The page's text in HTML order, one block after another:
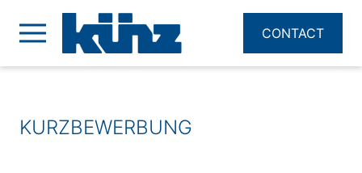
CONTACT
KURZBEWERBUNG